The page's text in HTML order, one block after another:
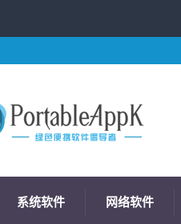
系统软件 网络软件